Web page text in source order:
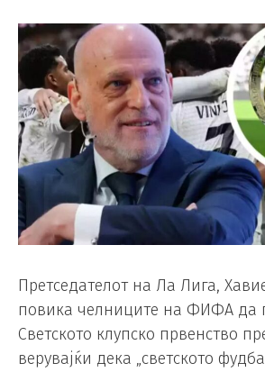
Претседателот на Ла Лига,
повика челниците на ФИФА да
Светското клупско првенство
верувајќи дека „светското